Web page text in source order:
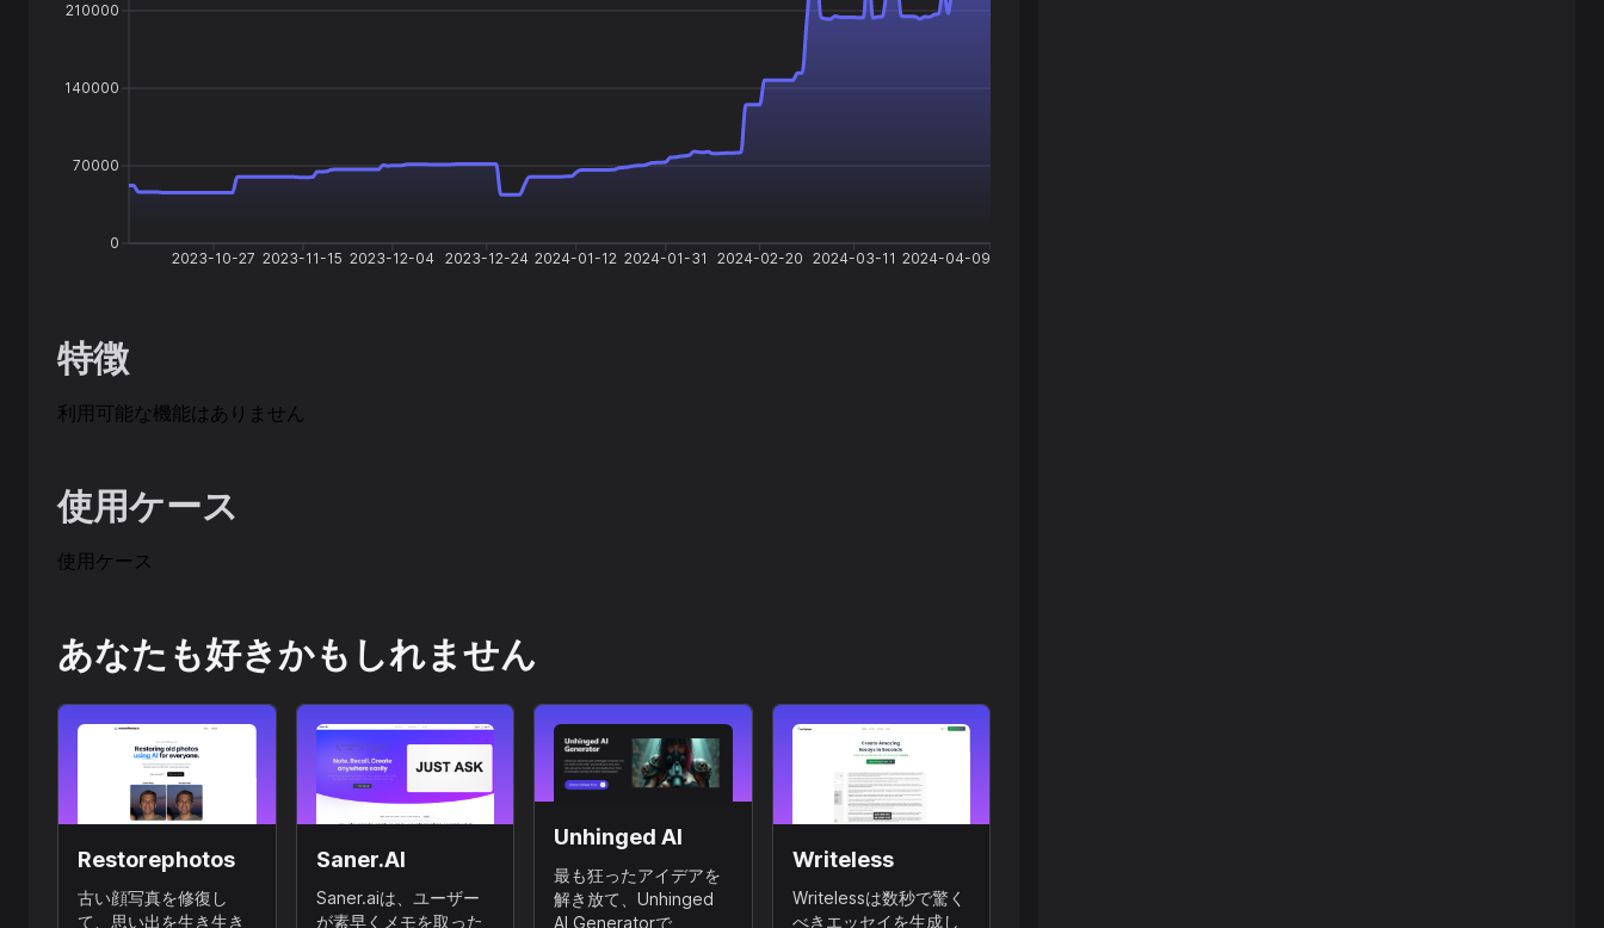
2023-10-27 2023-11-15 2023-12-04 2023-12-24 2024-01-12 2024-01-31 2024-02-20 2024-03-11 2024-04-09
0
70000
140000
210000
特徴
利用可能な機能はありません
使用ケース
使用ケース
あなたも好きかもしれません
Restorephotos
古い顔写真を修復し
て、思い出を生き生き
Saner.AI
Saner.aiは、ユーザー
が素早くメモを取った
Unhinged AI
最も狂ったアイデアを
解き放て、Unhinged
AI Generatorで
Writeless
Writelessは数秒で驚く
べきエッセイを生成し